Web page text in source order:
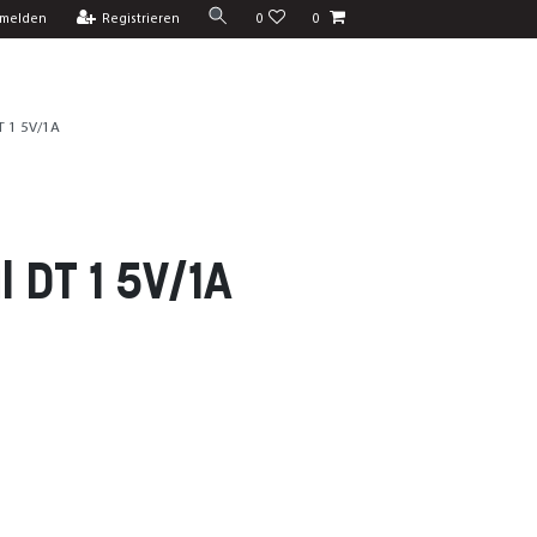
Registrieren 0 0
1 5V/1A
1 5V/1A